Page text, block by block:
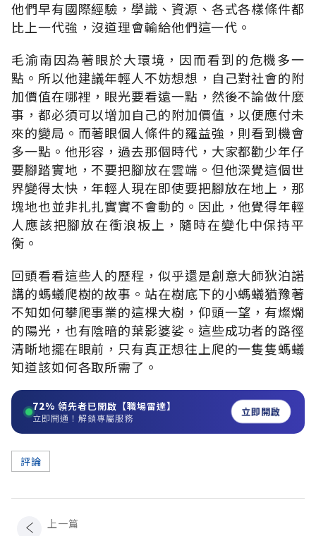
他們早有國際經驗，學識、資源、各式各樣條件都
比上一代強，沒道理會輸給他們這一代。
毛渝南因為著眼於大環境，因而看到的危機多一
點。所以他建議年輕人不妨想想，自己對社會的附
加價值在哪裡，眼光要看遠一點，然後不論做什麼
事，都必須可以增加自己的附加價值，以便應付未
來的變局。而著眼個人條件的羅益強，則看到機會
多一點。他形容，過去那個時代，大家都勸少年仔
要腳踏實地，不要把腳放在雲端。但他深覺這個世
界變得太快，年輕人現在即使要把腳放在地上，那
塊地也並非扎扎實實不會動的。因此，他覺得年輕
人應該把腳放在衝浪板上，隨時在變化中保持平
衡。
回頭看看這些人的歷程，似乎還是創意大師狄泊諾
講的螞蟻爬樹的故事。站在樹底下的小螞蟻猶豫著
不知如何攀爬事業的這棵大樹，仰頭一望，有燦爛
的陽光，也有陰暗的葉影婆娑。這些成功者的路徑
清晰地擺在眼前，只有真正想往上爬的一隻隻螞蟻
知道該如何各取所需了。
72% 領先者已開啟【職場雷達】
立即開通！解鎖專屬服務 立即開啟
評論
上一篇